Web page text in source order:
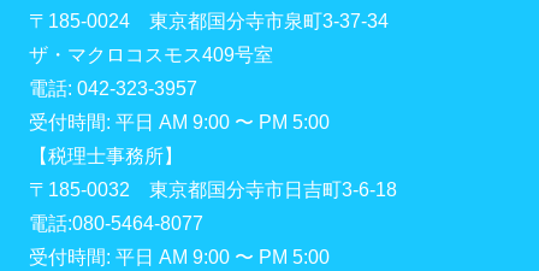
〒185-0024 東京都国分寺市泉町3-37-34
ザ・マクロコスモス409号室
電話: 042-323-3957
受付時間: 平日 AM 9:00 〜 PM 5:00
【税理士事務所】
〒185-0032 東京都国分寺市日吉町3-6-18
電話:080-5464-8077
受付時間: 平日 AM 9:00 〜 PM 5:00